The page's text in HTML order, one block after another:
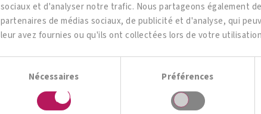
sociaux et d'analyser notre trafic. Nous partageons également
partenaires de médias sociaux, de publicité et d'analyse, qui
leur avez fournies ou qu'ils ont collectées lors de votre
Nécessaires Préférences
pour un foie en
suffisamment d’eau du robinet et d’infusion pour soutenir la fonction
avec une forte teneur en sucre et en alcool sont en revanche
de «faire des heures supplémentaires».